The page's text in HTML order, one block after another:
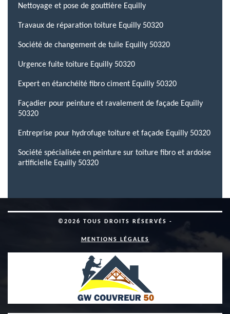
Nettoyage et pose de gouttière Equilly
Travaux de réparation toiture Equilly 50320
Société de changement de tuile Equilly 50320
Urgence fuite toiture Equilly 50320
Expert en étanchéité fibro ciment Equilly 50320
Façadier pour peinture et ravalement de façade Equilly
50320
Entreprise pour hydrofuge toiture et façade Equilly 50320
Société spécialisée en peinture sur toiture fibro et ardoise
artificielle Equilly 50320
©2026 TOUS DROITS RÉSERVÉS -
MENTIONS LÉGALES